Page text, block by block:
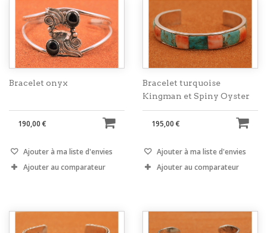
Bracelet onyx
190,00 €
Ajouter à ma liste d'envies
Ajouter au comparateur
Bracelet turquoise
Kingman et Spiny Oyster
195,00 €
Ajouter à ma liste d'envies
Ajouter au comparateur